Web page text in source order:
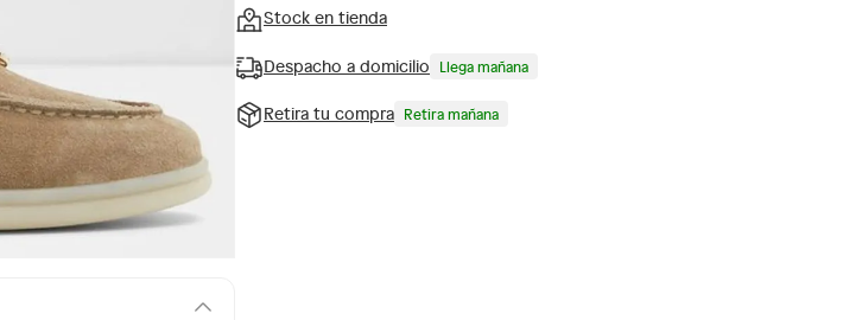
Stock en tienda
Despacho a domicilio Llega mañana
Retira tu compra Retira mañana